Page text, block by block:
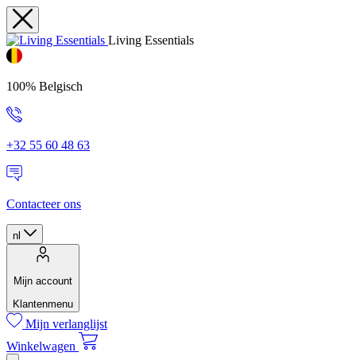
Living Essentials
100% Belgisch
+32 55 60 48 63
Contacteer ons
nl
Mijn account
Klantenmenu
Mijn verlanglijst
Winkelwagen